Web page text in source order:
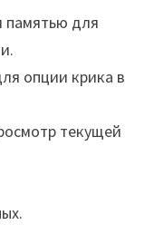
памятью для
опции крика в
текущей